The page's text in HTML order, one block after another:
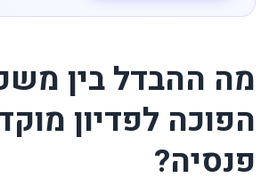
מה ההבדל בין
הפוכה לפדיון
פנסיה?